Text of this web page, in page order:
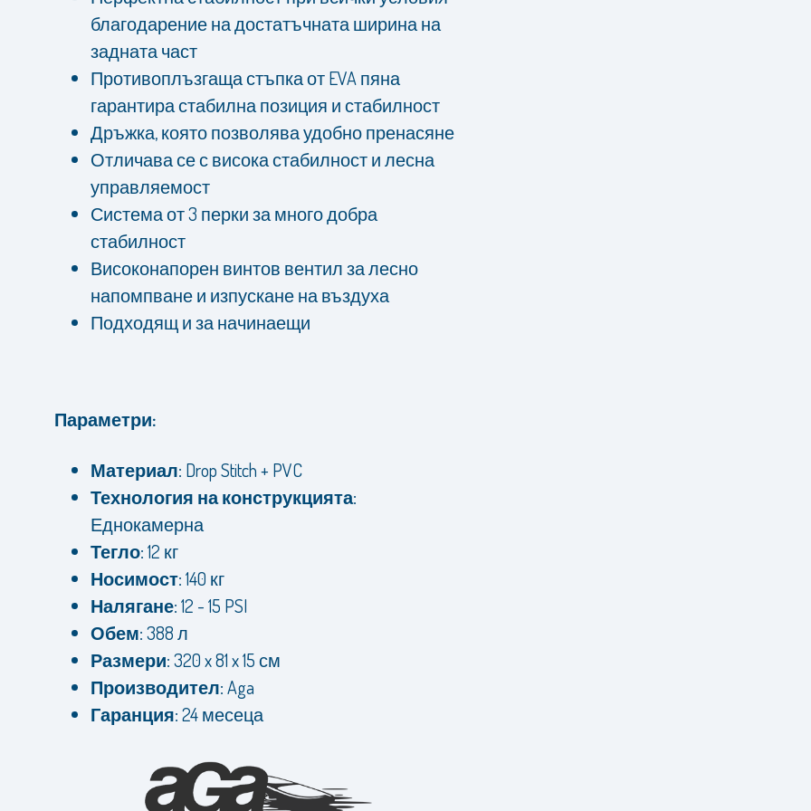
благодарение на достатъчната ширина на
задната част
Противоплъзгаща стъпка от EVA пяна
гарантира стабилна позиция и стабилност
Дръжка, която позволяваудобно пренасяне
Отличава се с висока стабилност и лесна
управляемост
Система от 3 перки за много добра
стабилност
Високонапорен винтов вентил за лесно
напомпване и изпускане на въздуха
Подходящ и за начинаещи
Параметри:
Материал: Drop Stitch + PVC
Технология на конструкцията:
Еднокамерна
Тегло:12 кг
Носимост:140 кг
Налягане:12 - 15 PSI
Обем:388 л
Размери:320 x 81 x 15 см
Производител:Aga
Гаранция:24 месеца